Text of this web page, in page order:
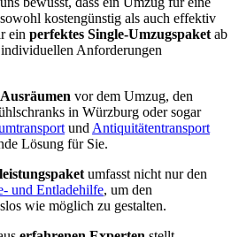
kostengünstig als auch effektiv
ein perfektes Single-Umzugspaket ab
Anforderungen
Ausräumen vor dem Umzug, den
in Würzburg oder sogar
und Antiquitätentransport
Lösung für Sie.
umfasst nicht nur den
und Entladehilfe, um den
wie möglich zu gestalten.